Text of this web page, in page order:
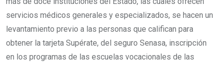
servicios médicos generales y especializados, se hacen un
levantamiento previo a las personas que califican para
obtener la tarjeta Supérate, del seguro Senasa, inscripción
en los programas de las escuelas vocacionales de las